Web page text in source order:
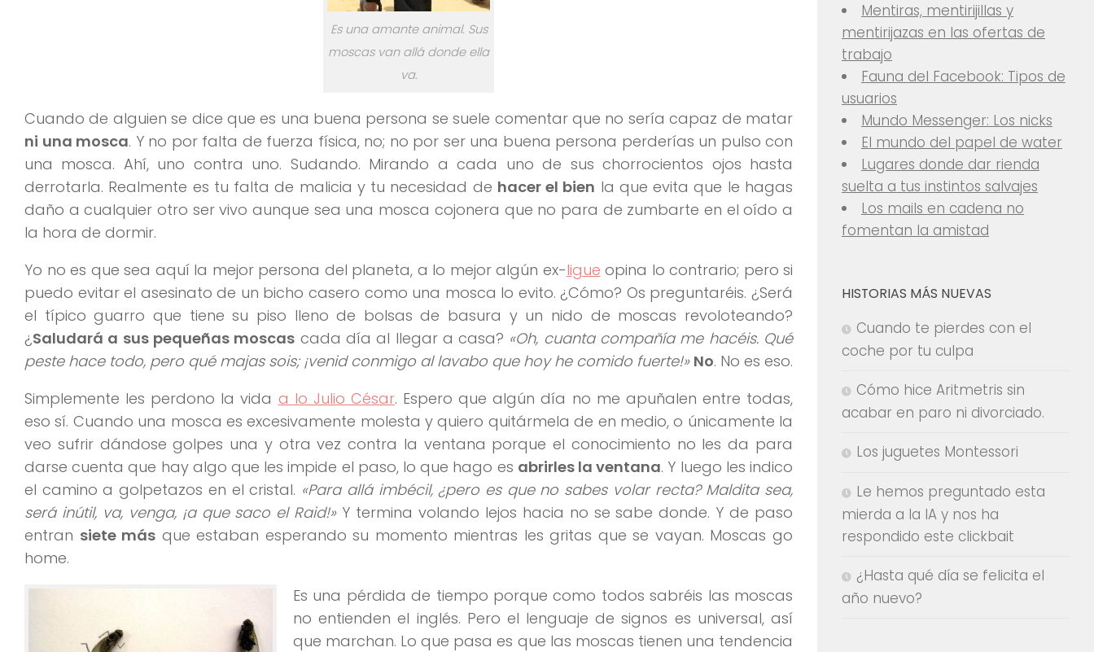
Es una amante animal. Sus
moscas van allá donde ella
va.
Cuando de alguien se dice que es una buena persona se suele comentar que no sería capaz de matar
ni una mosca. Y no por falta de fuerza física, no; no por ser una buena persona perderías un pulso con
una mosca. Ahí, uno contra uno. Sudando. Mirando a cada uno de sus chorrocientos ojos hasta
derrotarla. Realmente es tu falta de malicia y tu necesidad de hacer el bien la que evita que le hagas
daño a cualquier otro ser vivo aunque sea una mosca cojonera que no para de zumbarte en el oído a
la hora de dormir.
Yo no es que sea aquí la mejor persona del planeta, a lo mejor algún ex-ligue opina lo contrario; pero si
puedo evitar el asesinato de un bicho casero como una mosca lo evito. ¿Cómo? Os preguntaréis. ¿Será
el típico guarro que tiene su piso lleno de bolsas de basura y un nido de moscas revoloteando?
¿Saludará a sus pequeñas moscas cada día al llegar a casa? «Oh, cuanta compañía me hacéis. Qué
peste hace todo, pero qué majas sois; ¡venid conmigo al lavabo que hoy he comido fuerte!» No. No es eso.
Simplemente les perdono la vida a lo Julio César. Espero que algún día no me apuñalen entre todas,
eso sí. Cuando una mosca es excesivamente molesta y quiero quitármela de en medio, o únicamente la
veo sufrir dándose golpes una y otra vez contra la ventana porque el conocimiento no les da para
darse cuenta que hay algo que les impide el paso, lo que hago es abrirles la ventana. Y luego les indico
el camino a golpetazos en el cristal. «Para allá imbécil, ¿pero es que no sabes volar recta? Maldita sea,
será inútil, va, venga, ¡a que saco el Raid!»Y termina volando lejos hacia no se sabe donde. Y de paso
entran siete más que estaban esperando su momento mientras les gritas que se vayan. Moscas go
home.
Es una pérdida de tiempo porque como todos sabréis las moscas
no entienden el inglés. Pero el lenguaje de signos es universal, así
que marchan. Lo que pasa es que las moscas tienen una tendencia
Mentiras, mentirijillas y
mentirijazas en las ofertas de
trabajo
Fauna del Facebook: Tipos de
usuarios
Mundo Messenger: Los nicks
El mundo del papel de water
Lugares donde dar rienda
suelta a tus instintos salvajes
Los mails en cadena no
fomentan la amistad
HISTORIAS MÁS NUEVAS
Cuando te pierdes con el
coche por tu culpa
Cómo hice Aritmetris sin
acabar en paro ni divorciado.
Los juguetes Montessori
Le hemos preguntado esta
mierda a la IA y nos ha
respondido este clickbait
¿Hasta qué día se felicita el
año nuevo?